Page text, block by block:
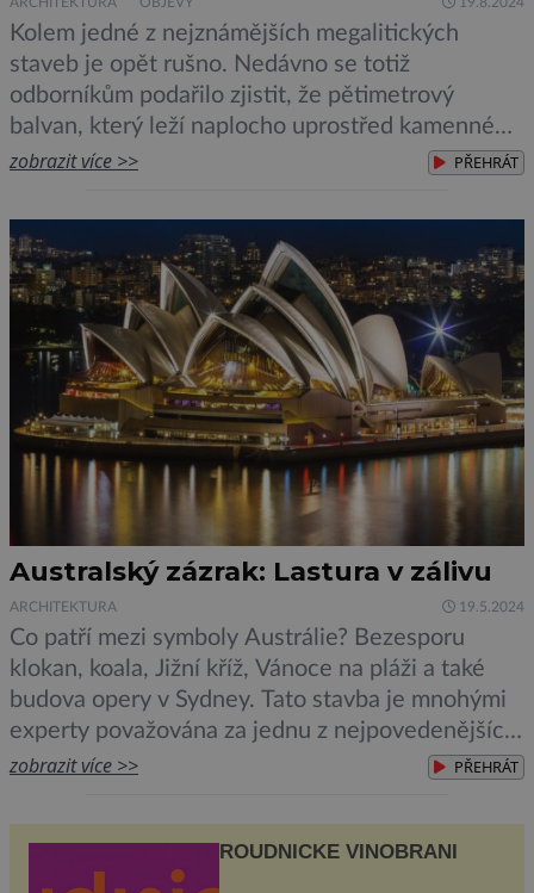
Kolem jedné z nejznámějších megalitických
staveb je opět rušno. Nedávno se totiž
odborníkům podařilo zjistit, že pětimetrový
balvan, který leží naplocho uprostřed kamenného
kruhu byl na jih Anglie dopraven ze 760
více než sto let se přitom vědci domnívali, že
centrální pískovcový balvan Stonehenge – dlouho
nazývaný „oltářní kámen“ – […]
zobrazit více >> PŘEHRÁT
Australský zázrak: Lastura v zálivu
ARCHITEKTURA 19.5.2024
Co patří mezi symboly Austrálie? Bezesporu
klokan, koala, Jižní kříž, Vánoce na pláži a také
budova opery v Sydney. Tato stavba je mnohými
experty považována za jednu z nejpovedenějších,
jakou kdy architektova ruka navrhla. Stavba opery
gigantickou mušli, lasturu, škebli, milující se želvy
nebo třeba kotvící plachetnici. Záleží […]
zobrazit více >> PŘEHRÁT
ROUDNICKÉ VINOBRANÍ